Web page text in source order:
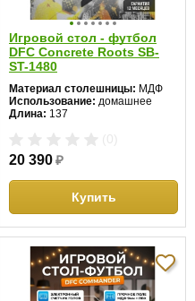
Игровой стол - футбол
DFC Concrete Roots SB-
ST-1480
Материал столешницы: МДФ
Использование: домашнее
Длина: 137
20 390₽
Купить